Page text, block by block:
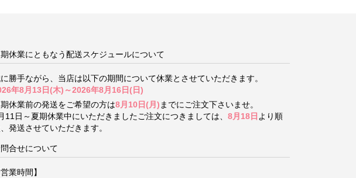
休業にともなう配送スケジュールについて
勝手ながら、当店は以下の期間について休業とさせていただきます。
年8月13日(木)～2026年8月16日(日)
休業前の発送をご希望の方は8月10日(月) までにご注文下さいませ。
11日～夏期休業中にいただきましたご注文につきましては、 8月18日 より順
発送させていただきます。
合せについて
営業時間】